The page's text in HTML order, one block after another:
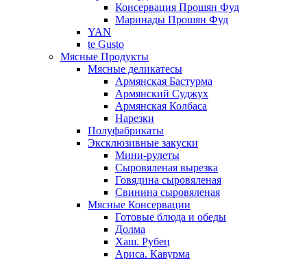
Консервация Прошян Фуд
Маринады Прошян Фуд
YAN
te Gusto
Мясные Продукты
Мясные деликатесы
Армянская Бастурма
Армянский Суджух
Армянская Колбаса
Нарезки
Полуфабрикаты
Эксклюзивные закуски
Мини-рулеты
Сыровяленая вырезка
Говядина сыровяленая
Свинина сыровяленая
Мясные Консервации
Готовые блюда и обеды
Долма
Хаш. Рубец
Ариса. Кавурма